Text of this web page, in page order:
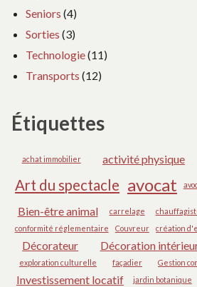
Seniors (4)
Sorties (3)
Technologie(11)
Transports (12)
Étiquettes
achat immobilier activité physique
Art du spectacle avocat
Bien-être animal carrelage
conformité réglementaire
Couvreur création
Décorateur Décoration
exploration culturelle
façadier Gestion
Investissement locatif jardin botanique